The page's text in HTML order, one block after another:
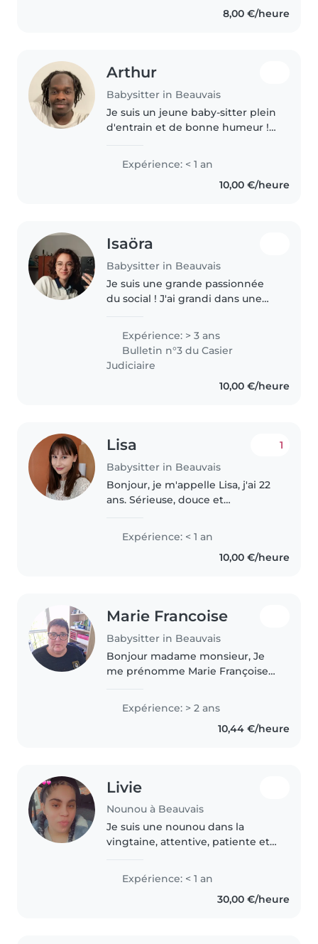
8,00 €/heure
Arthur
Babysitter in Beauvais
Je suis un jeune baby-sitter plein
d'entrain et de bonne humeur !
diplôme théorique du BAFA, je
suis également sur la fin d'un
service civique qui aura duré..
Expérience: < 1 an
10,00 €/heure
Isaöra
Babysitter in Beauvais
Je suis une grande passionnée
du social ! J'ai grandi dans une
communauté, la proximité avec
l'humain, et le soin et l'attention
portés aux autres. Je tiens..
Expérience: > 3 ans
Bulletin n°3 du Casier
Judiciaire
10,00 €/heure
Lisa
Babysitter in Beauvais
1
Bonjour, je m'appelle Lisa, j'ai 22
ans. Sérieuse, douce et
services de baby-sitting et d'aide
aux devoirs. Après deux années
d'études universitaires en..
Expérience: < 1 an
10,00 €/heure
Marie Francoise
Babysitter in Beauvais
Bonjour madame monsieur, Je
me prénomme Marie Françoise
une expérience de plusieurs
années avec les enfants car..
Expérience: > 2 ans
10,44 €/heure
Livie
Nounou à Beauvais
Je suis une nounou dans la
vingtaine, attentive, patiente et
votre bébé avec soin et affection.
Bien que je sois nouvelle dans le
domaine de la garde..
Expérience: < 1 an
30,00 €/heure